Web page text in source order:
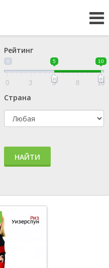
Рейтинг
0 5 10
0 3 5 8 10
Страна
НАЙТИ